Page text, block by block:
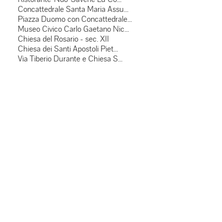
Concattedrale Santa Maria Assu...
Piazza Duomo con Concattedrale...
Museo Civico Carlo Gaetano Nic...
Chiesa del Rosario - sec. XII
Chiesa dei Santi Apostoli Piet...
Via Tiberio Durante e Chiesa S...